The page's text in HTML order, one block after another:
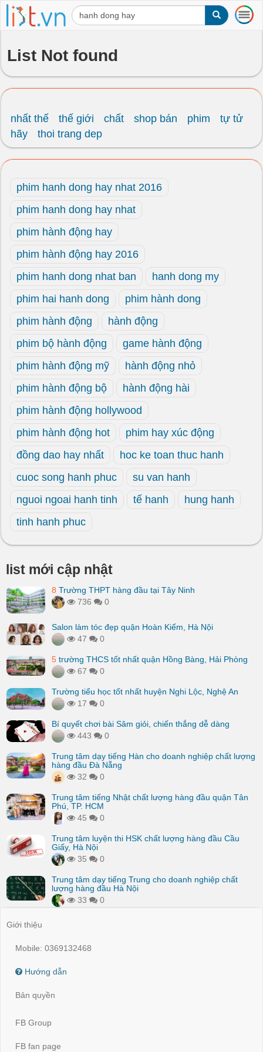
T
o
i
t
List Not found
nhất thế thế giới chất shop bán phim
tự tử
hãy
thoi trang dep
phim hanh dong hay nhat 2016
phim hanh dong hay nhat
phim hành động hay
phim hành động hay 2016
phim hanh dong nhat ban
hanh dong my
phim hai hanh dong
phim hành dong
phim hành động
hành động
phim bộ hành động
game hành động
phim hành động mỹ
hành động nhỏ
phim hành động bộ
hành động hài
phim hành động hollywood
phim hành động hot
phim hay xúc động
đồng dao hay nhất
hoc ke toan thuc hanh
cuoc song hanh phuc
su van hanh
nguoi ngoai hanh tinh
tế hanh
hung hanh
tinh hanh phuc
list mới cập nhật
8 Trường THPT hàng đầu tại Tây Ninh
736
0
Salon làm tóc đẹp quận Hoàn Kiếm, Hà Nội
47
0
5 trường THCS tốt nhất quận Hồng Bàng, Hải Phòng
67
0
Trường tiểu học tốt nhất huyện Nghi Lộc, Nghệ An
17
0
Bí quyết chơi bài Sâm giỏi, chiến thắng dễ dàng
443
0
Trung tâm dạy tiếng Hàn cho doanh nghiệp chất lượng
hàng đầu Đà Nẵng
32
0
Trung tâm tiếng Nhật chất lượng hàng đầu quận Tân
Phú, TP. HCM
45
0
Trung tâm luyện thi HSK chất lượng hàng đầu Cầu
Giấy, Hà Nội
35
0
Trung tâm dạy tiếng Trung cho doanh nghiệp chất
lượng hàng đầu Hà Nội
33
0
Giới thiệu
Mobile: 0369132468
Hướng dẫn
Bản quyền
FB Group
FB fan page